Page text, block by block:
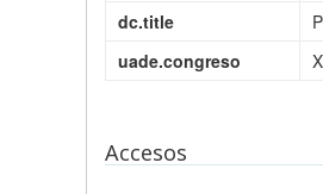
dc.title
uade.congreso
Accesos